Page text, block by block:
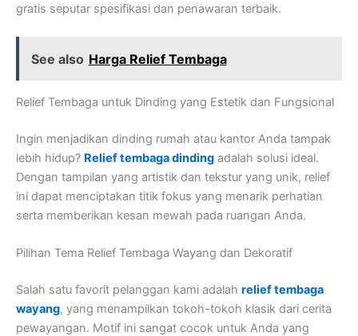
gratis seputar spesifikasi dan penawaran terbaik.
See also Harga Relief Tembaga
Relief Tembaga untuk Dinding yang Estetik dan Fungsional
Ingin menjadikan dinding rumah atau kantor Anda tampak
lebih hidup? Relief tembaga dinding adalah solusi ideal.
Dengan tampilan yang artistik dan tekstur yang unik, relief
ini dapat menciptakan titik fokus yang menarik perhatian
serta memberikan kesan mewah pada ruangan Anda.
Pilihan Tema Relief Tembaga Wayang dan Dekoratif
Salah satu favorit pelanggan kami adalah relief tembaga
wayang, yang menampilkan tokoh-tokoh klasik dari cerita
pewayangan. Motif ini sangat cocok untuk Anda yang